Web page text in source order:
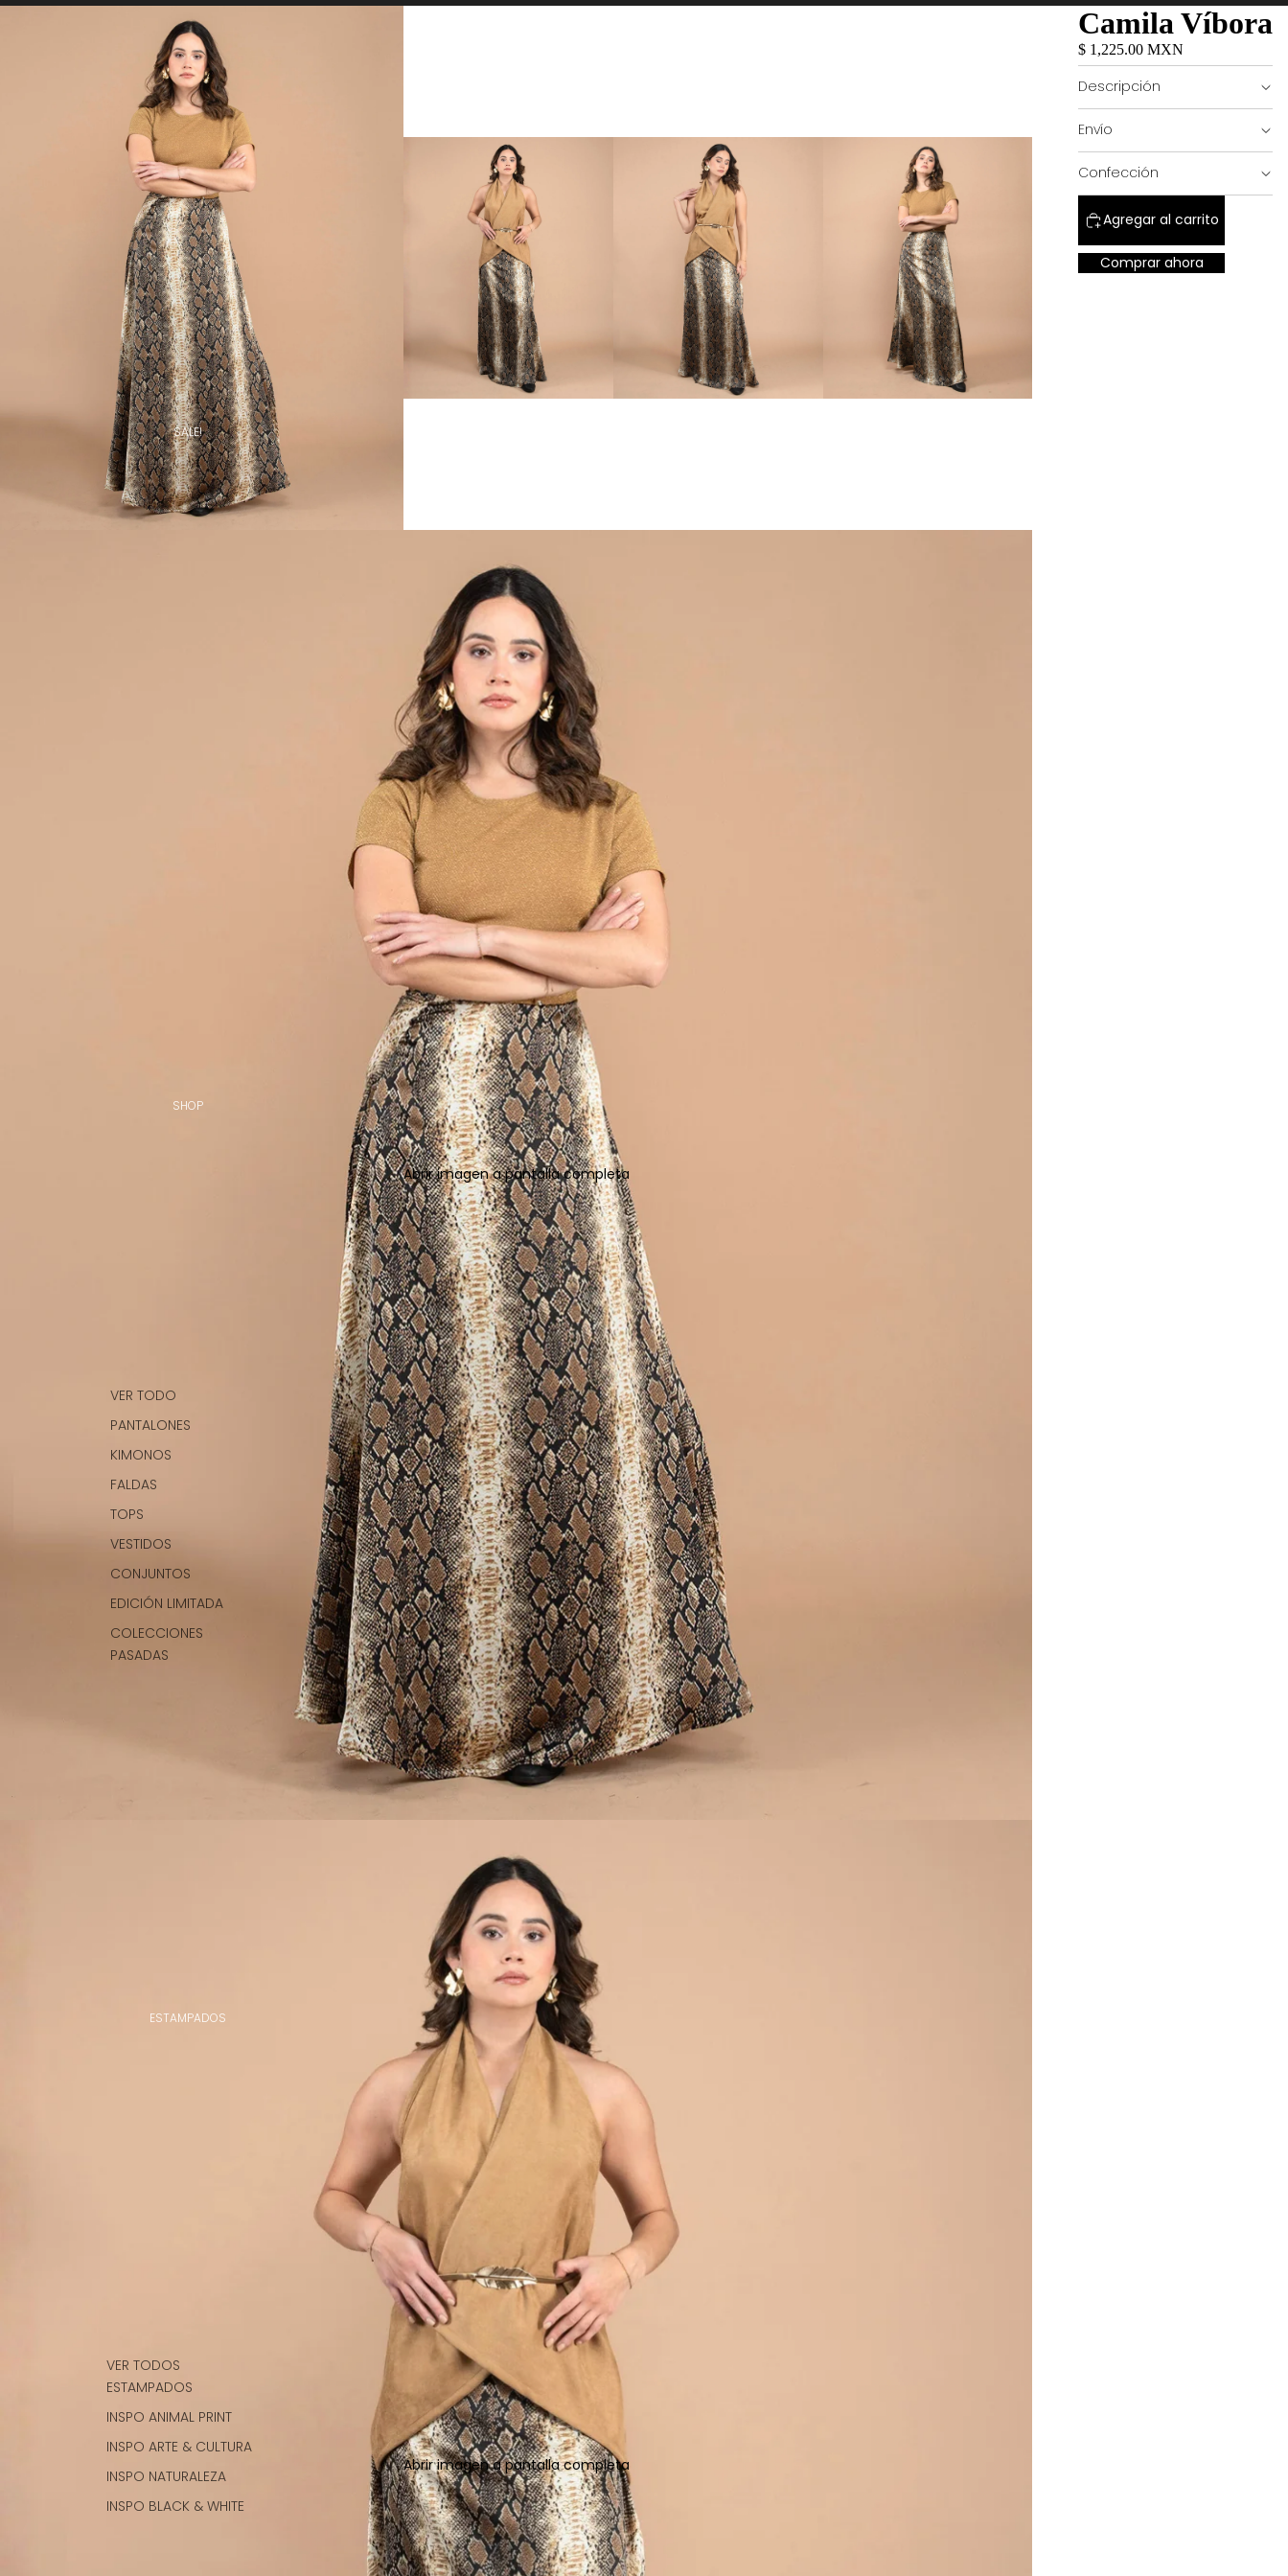
SALE!
SHOP
VER TODO
PANTALONES
KIMONOS
FALDAS
TOPS
VESTIDOS
CONJUNTOS
EDICIÓN LIMITADA
COLECCIONES
PASADAS
ESTAMPADOS
VER TODOS
ESTAMPADOS
INSPO ANIMAL PRINT
INSPO ARTE & CULTURA
INSPO NATURALEZA
INSPO BLACK & WHITE
Abrir imagen a pantalla completa
Abrir imagen a pantalla completa
Camila Víbora
$ 1,225.00 MXN
Descripción
Envío
Confección
Agregar al carrito
Comprar ahora